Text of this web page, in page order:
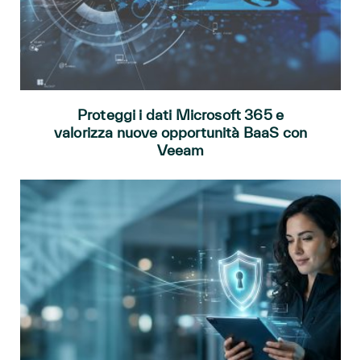
Proteggi i dati Microsoft 365 e
valorizza nuove opportunità BaaS con
Veeam